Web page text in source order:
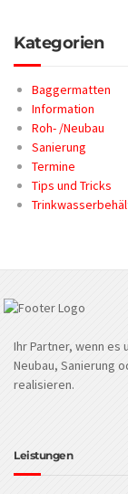
Kategorien
Baggermatten
Information
Roh- /Neubau
Sanierung
Termine
Tips und Tricks
Ihr Partner, wenn es
Neubau, Sanierung
realisieren.
Leistungen